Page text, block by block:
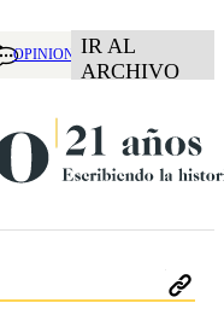
OPINION IR AL
ARCHIVO